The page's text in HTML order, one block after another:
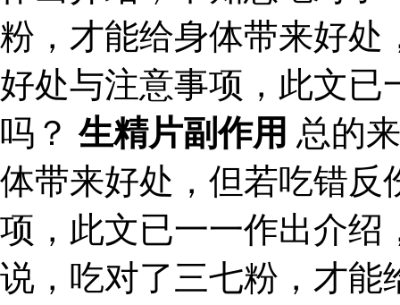
粉，才能给身体带来好处
好处与注意事项，此文已
吗？生精片副作用 总的
体带来好处，但若吃错反
项，此文已一一作出介绍
说，吃对了三七粉，才能